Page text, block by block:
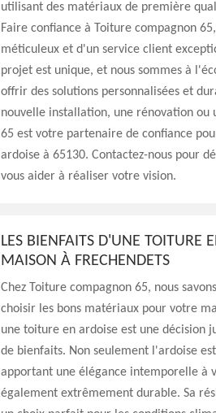
utilisant des matériaux de première
Faire confiance à Toiture compagnon
méticuleux et d'un service client
projet est unique, et nous sommes à
offrir des solutions personnalisées et
nouvelle installation, une rénovation ou
65 est votre partenaire de confiance
ardoise à 65130. Contactez-nous pour
vous aider à réaliser votre vision.
LES BIENFAITS D'UNE TOITURE
MAISON À FRECHENDETS
Chez Toiture compagnon 65, nous
choisir les bons matériaux pour votre
une toiture en ardoise est une décision
de bienfaits. Non seulement l'ardoise
apportant une élégance intemporelle à
également extrêmement durable. Sa